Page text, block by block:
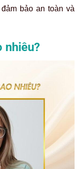
bảo an toàn và
nhiêu?